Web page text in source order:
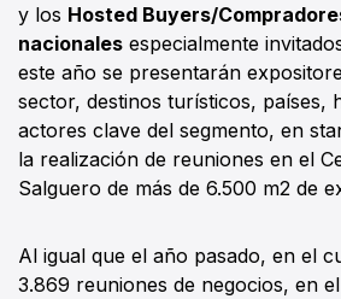
y los Hosted Buyers/
nacionales especialmente
este año se presentarán
sector, destinos turísticos, países,
actores clave del segmento, en
la realización de reuniones en el
Salguero de más de 6.500 m2 de
Al igual que el año pasado, en el
3.869 reuniones de negocios, en